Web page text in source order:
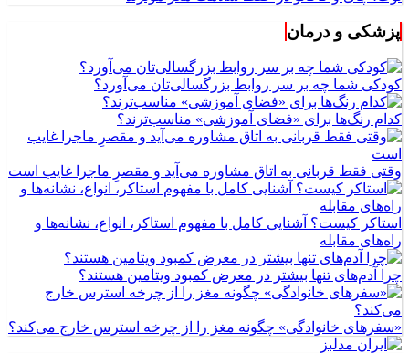
پزشکی و درمان
کودکی شما چه بر سر روابط بزرگسالی‌تان می‌آورد؟
کدام رنگ‌ها برای «فضای آموزشی» مناسب‌ترند؟
وقتی فقط قربانی به اتاق مشاوره می‌آید و مقصرِ ماجرا غایب است
استاکر کیست؟ آشنایی کامل با مفهوم استاکر، انواع، نشانه‌ها و
راه‌های مقابله
چرا آدم‌های تنها بیشتر در معرض کمبود ویتامین هستند؟
«سفرهای خانوادگی» چگونه مغز را از چرخه استرس خارج می‌کند؟